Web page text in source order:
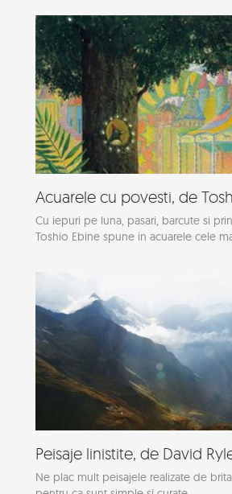
Acuarele cu povesti, de
Cu iepuri pe luna, pasari, barcute si
Toshio Ebine spune in acuarele cele
Peisaje linistite, de David
Ne plac mult peisajele realizate de